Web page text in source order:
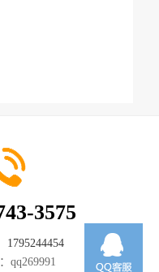
3575
1795244454
qq269991